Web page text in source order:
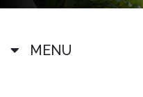
MENU